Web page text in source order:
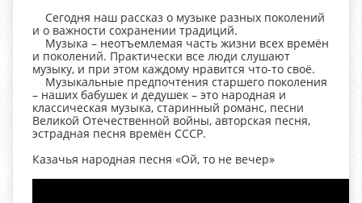
Сегодня наш рассказ о музыке разных поколений
и о важности сохранении традиций.
Музыка – неотъемлемая часть жизни всех времён
и поколений. Практически все люди слушают
музыку, и при этом каждому нравится что-то своё.
Музыкальные предпочтения старшего поколения
– наших бабушек и дедушек – это народная и
классическая музыка, старинный романс, песни
Великой Отечественной войны, авторская песня,
эстрадная песня времён СССР.
Казачья народная песня «Ой, то не вечер»